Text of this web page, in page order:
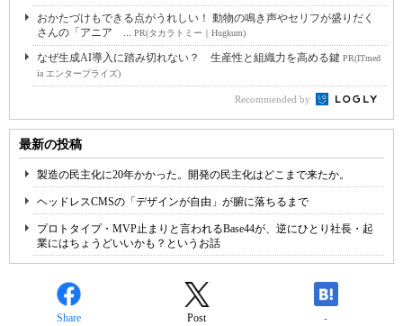
おかたづけもできる点がうれしい！ 動物の鳴き声やセリフが盛りだく
さんの「アニア ... PR(タカラトミー｜Hugkum)
なぜ生成AI導入に踏み切れない？ 生産性と組織力を高める鍵 PR(ITmed
ia エンタープライズ)
Recommended by
最新の投稿
製造の民主化に20年かかった。開発の民主化はどこまで来たか。
ヘッドレスCMSの「デザインが自由」が腑に落ちるまで
プロトタイプ・MVP止まりと言われるBase44が、逆にひとり社長・起
業にはちょうどいいかも？というお話
Share Post -